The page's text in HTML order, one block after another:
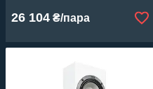
26 104 ₴/пара